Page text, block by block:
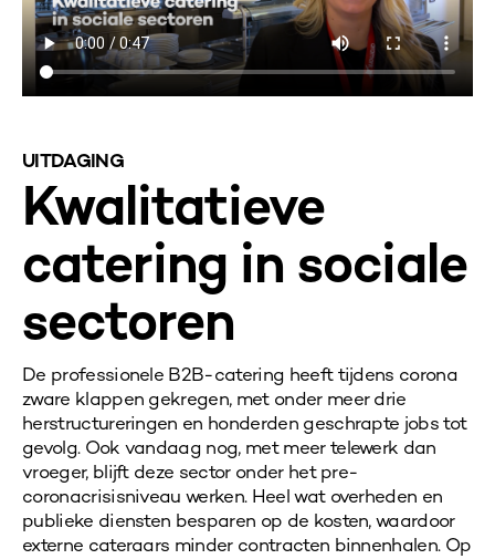
UITDAGING
Kwalitatieve
catering in sociale
sectoren
De professionele B2B-catering heeft tijdens corona
zware klappen gekregen, met onder meer drie
herstructureringen en honderden geschrapte jobs tot
gevolg. Ook vandaag nog, met meer telewerk dan
vroeger, blijft deze sector onder het pre-
coronacrisisniveau werken. Heel wat overheden en
publieke diensten besparen op de kosten, waardoor
externe cateraars minder contracten binnenhalen. Op